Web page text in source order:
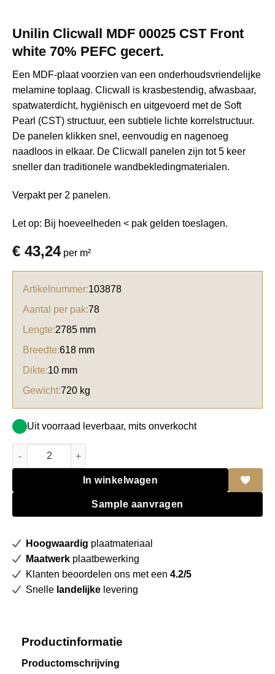
Unilin Clicwall MDF 00025 CST Front
white 70% PEFC gecert.
Een MDF-plaat voorzien van een onderhoudsvriendelijke
melamine toplaag. Clicwall is krasbestendig, afwasbaar,
spatwaterdicht, hygiënisch en uitgevoerd met de Soft
Pearl (CST) structuur, een subtiele lichte korrelstructuur.
De panelen klikken snel, eenvoudig en nagenoeg
naadloos in elkaar. De Clicwall panelen zijn tot 5 keer
sneller dan traditionele wandbekledingmaterialen.
Verpakt per 2 panelen.
Let op: Bij hoeveelheden < pak gelden toeslagen.
€ 43,24per m²
Artikelnummer:103878
Aantal per pak:78
Lengte:2785 mm
Breedte:618 mm
Dikte:10 mm
Gewicht:720 kg
Uit voorraad leverbaar, mits onverkocht
Unilin Clicwall MDF 00025 CST Front white 70% PEFC gecert.
In winkelwagen
Sample aanvragen
Hoogwaardig plaatmateriaal
Maatwerk plaatbewerking
Klanten beoordelen ons met een 4.2/5
Snelle landelijke levering
Productinformatie
Productomschrijving